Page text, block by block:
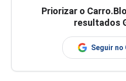
Priorizar o
resultados
Seguir no